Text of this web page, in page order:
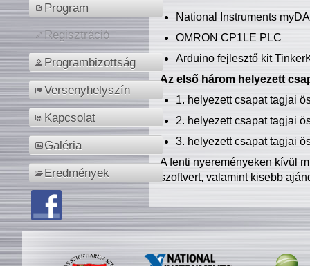
Program
Regisztráció
Programbizottság
Versenyhelyszín
Kapcsolat
Galéria
Eredmények
National Instruments
OMRON CP1LE PLC
Arduino fejlesztő kit
Az első három helyezett
1. helyezett csapat tagjai
2. helyezett csapat tagjai
3. helyezett csapat tagjai
A fenti nyereményeken kívül
szoftvert, valamint kisebb